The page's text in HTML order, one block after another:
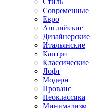
Современные
Евро
Английские
Дизайнерские
Итальянские
Кантри
Классические
Лофт
Модерн
Прованс
Неоклассика
Минимализм